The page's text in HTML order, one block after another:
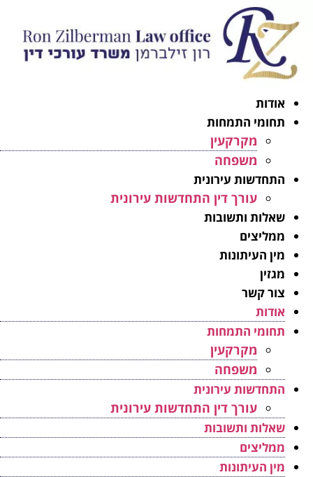
אודות
תחומי התמחות
מקרקעין
משפחה
התחדשות עירונית
עורך דין התחדשות עירונית
שאלות ותשובות
ממליצים
מין העיתונות
מגזין
צור קשר
אודות
תחומי התמחות
מקרקעין
משפחה
התחדשות עירונית
עורך דין התחדשות עירונית
שאלות ותשובות
ממליצים
מין העיתונות